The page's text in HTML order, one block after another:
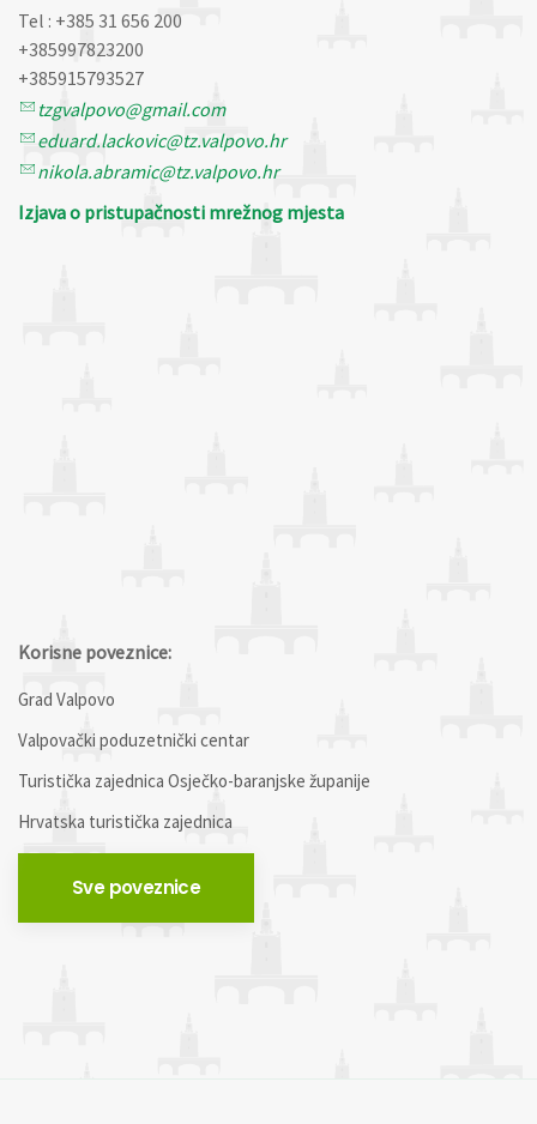
Tel : +385 31 656 200
+385997823200
+385915793527
tzgvalpovo@gmail.com
eduard.lackovic@tz.valpovo.hr
nikola.abramic@tz.valpovo.hr
Izjava o pristupačnosti mrežnog mjesta
Korisne poveznice:
Grad Valpovo
Valpovački poduzetnički centar
Turistička zajednica Osječko-baranjske županije
Hrvatska turistička zajednica
Sve poveznice